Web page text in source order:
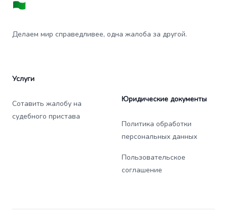
Делаем мир справедливее, одна жалоба за другой.
Услуги
Сотавить жалобу на
судебного пристава
Юридические документы
Политика обработки
персональных данных
Пользовательское
соглашение